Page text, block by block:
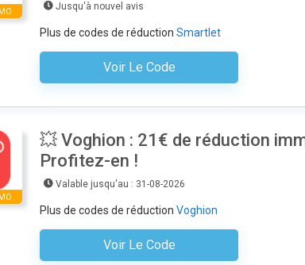
Jusqu'à nouvel avis
Plus de codes de réduction Smartlet
Voir Le Code
Aucun Code N'est Nécessaire
💥 Voghion : 21€ de réduction
Profitez-en !
Valable jusqu'au : 31-08-2026
Plus de codes de réduction Voghion
Voir Le Code